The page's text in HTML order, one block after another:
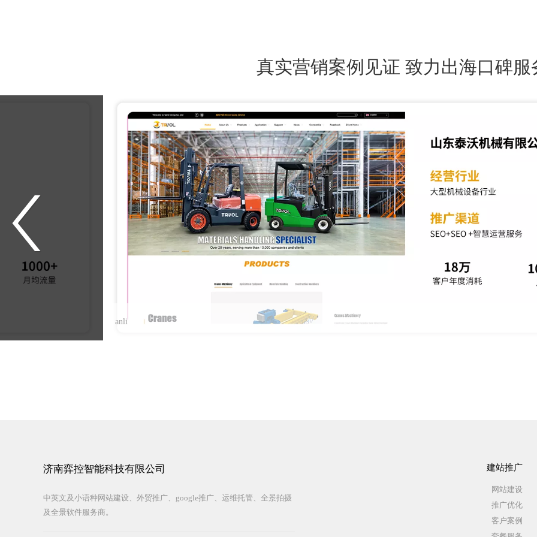
真实营销案例见证 致力出海口碑服
济南弈控智能科技有限公司
中英文及小语种网站建设、外贸推广、google推广、运维托管、全景拍摄
及全景软件服务商。
建站推广
网站建设
推广优化
客户案例